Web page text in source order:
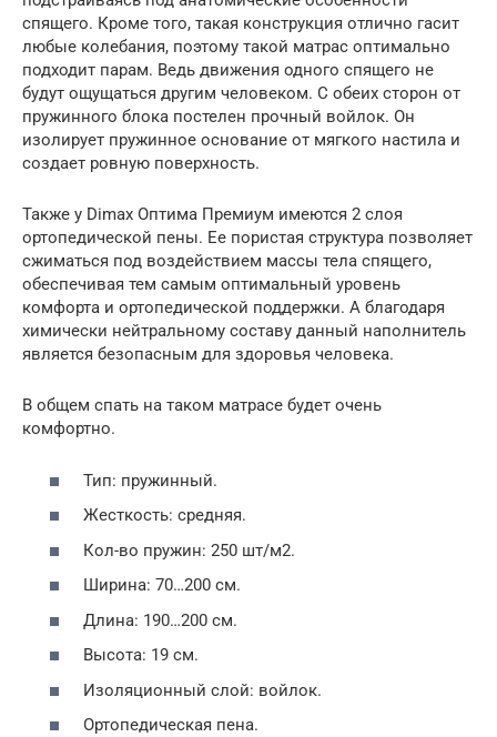
спящего. Кроме того, такая конструкция отлично гасит
любые колебания, поэтому такой матрас оптимально
подходит парам. Ведь движения одного спящего не
будут ощущаться другим человеком. С обеих сторон от
пружинного блока постелен прочный войлок. Он
изолирует пружинное основание от мягкого настила и
создает ровную поверхность.
Также у Dimax Оптима Премиум имеются 2 слоя
ортопедической пены. Ее пористая структура позволяет
сжиматься под воздействием массы тела спящего,
обеспечивая тем самым оптимальный уровень
комфорта и ортопедической поддержки. А благодаря
химически нейтральному составу данный наполнитель
является безопасным для здоровья человека.
В общем спать на таком матрасе будет очень
комфортно.
Тип: пружинный.
Жесткость: средняя.
Кол-во пружин: 250 шт/м2.
Ширина: 70…200 см.
Длина: 190…200 см.
Высота: 19 см.
Изоляционный слой: войлок.
Ортопедическая пена.